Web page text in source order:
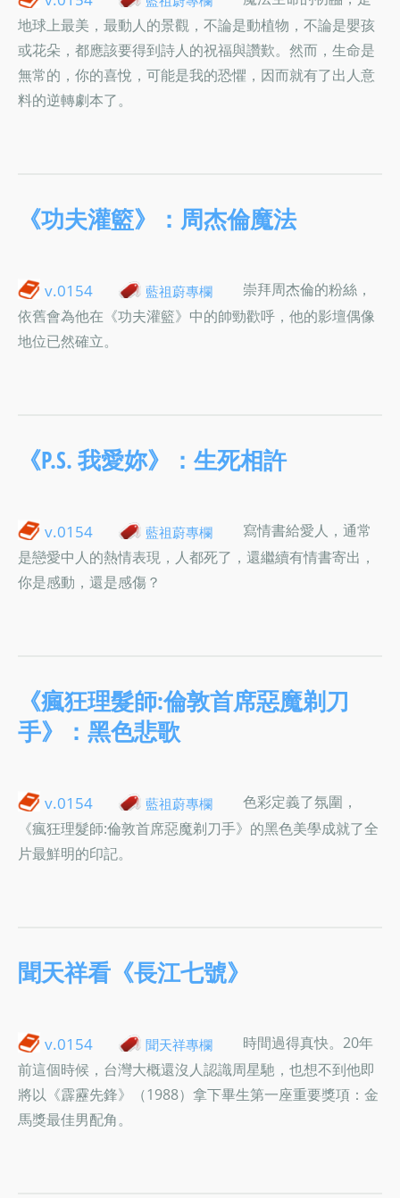
地球上最美，最動人的景觀，不論是動植物，不論是嬰孩
或花朵，都應該要得到詩人的祝福與讚歎。然而，生命是
無常的，你的喜悅，可能是我的恐懼，因而就有了出人意
料的逆轉劇本了。
《功夫灌籃》：周杰倫魔法
v.0154 藍祖蔚專欄
崇拜周杰倫的粉絲，
依舊會為他在《功夫灌籃》中的帥勁歡呼，他的影壇偶像
地位已然確立。
《P.S. 我愛妳》：生死相許
v.0154 藍祖蔚專欄
寫情書給愛人，通常
是戀愛中人的熱情表現，人都死了，還繼續有情書寄出，
你是感動，還是感傷？
《瘋狂理髮師:倫敦首席惡魔剃刀
手》：黑色悲歌
v.0154 藍祖蔚專欄
色彩定義了氛圍，
《瘋狂理髮師:倫敦首席惡魔剃刀手》的黑色美學成就了全
片最鮮明的印記。
聞天祥看《長江七號》
v.0154 聞天祥專欄
時間過得真快。20年
前這個時候，台灣大概還沒人認識周星馳，也想不到他即
將以《霹靂先鋒》（1988）拿下畢生第一座重要獎項：金
馬獎最佳男配角。